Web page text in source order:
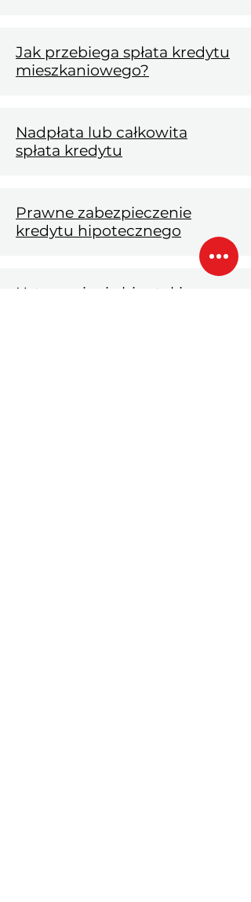
Jak przebiega spłata kredytu
mieszkaniowego?
Nadpłata lub całkowita
spłata kredytu
Prawne zabezpieczenie
kredytu hipotecznego
Ustanowienie hipoteki - co